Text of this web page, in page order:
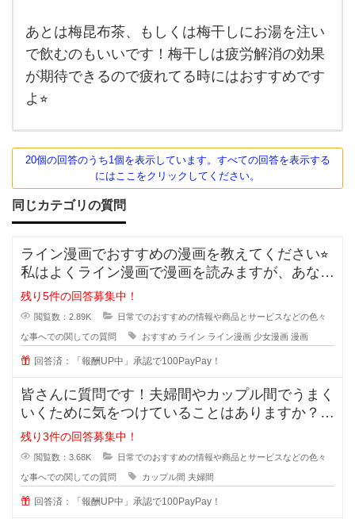
あとは梅昆布茶、もしくは梅干しにお湯を注い
で飲むのもいいです！梅干しは疲労解消の効果
が期待できるので疲れてる時にはおすすめです
よ⭐︎
20個の回答のうち1個を表示しています。すべての回答を表示する
にはここをクリックしてください。
同じカテゴリの質問
ライン漫画でおすすめの漫画を教えてください⭐︎
私はよくライン漫画で漫画を読みますが、あなた
のおすすめがあれ
残り5件の回答募集中！
閲覧数：2.89K 日常でのおすすめの情報や商品とサービスなどの色々
な事へでの関しての質問 おすすめ ライン ライン漫画 少女漫画 漫画
回答済：「報酬UP中」承認で100PayPay！
皆さんに質問です！夫婦間やカップル間でうまく
いくために気をつけていることはありますか？
私は夫と結婚10年目ですが
残り3件の回答募集中！
閲覧数：3.68K 日常でのおすすめの情報や商品とサービスなどの色々
な事へでの関しての質問 カップル間 夫婦間
回答済：「報酬UP中」承認で100PayPay！